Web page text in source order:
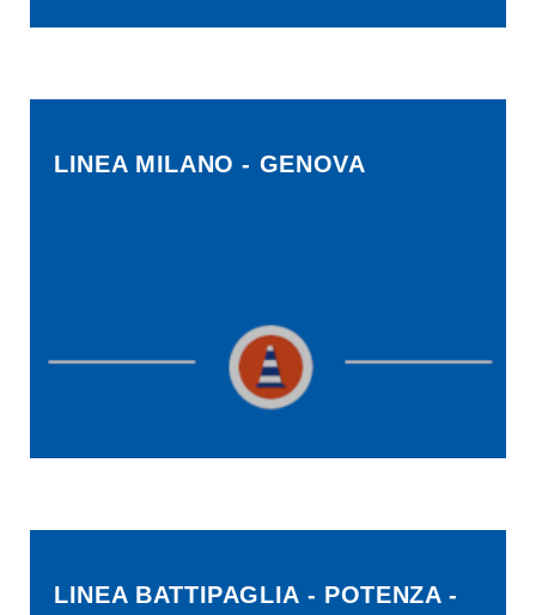
LINEA MILANO - GENOVA
LINEA BATTIPAGLIA - POTENZA -